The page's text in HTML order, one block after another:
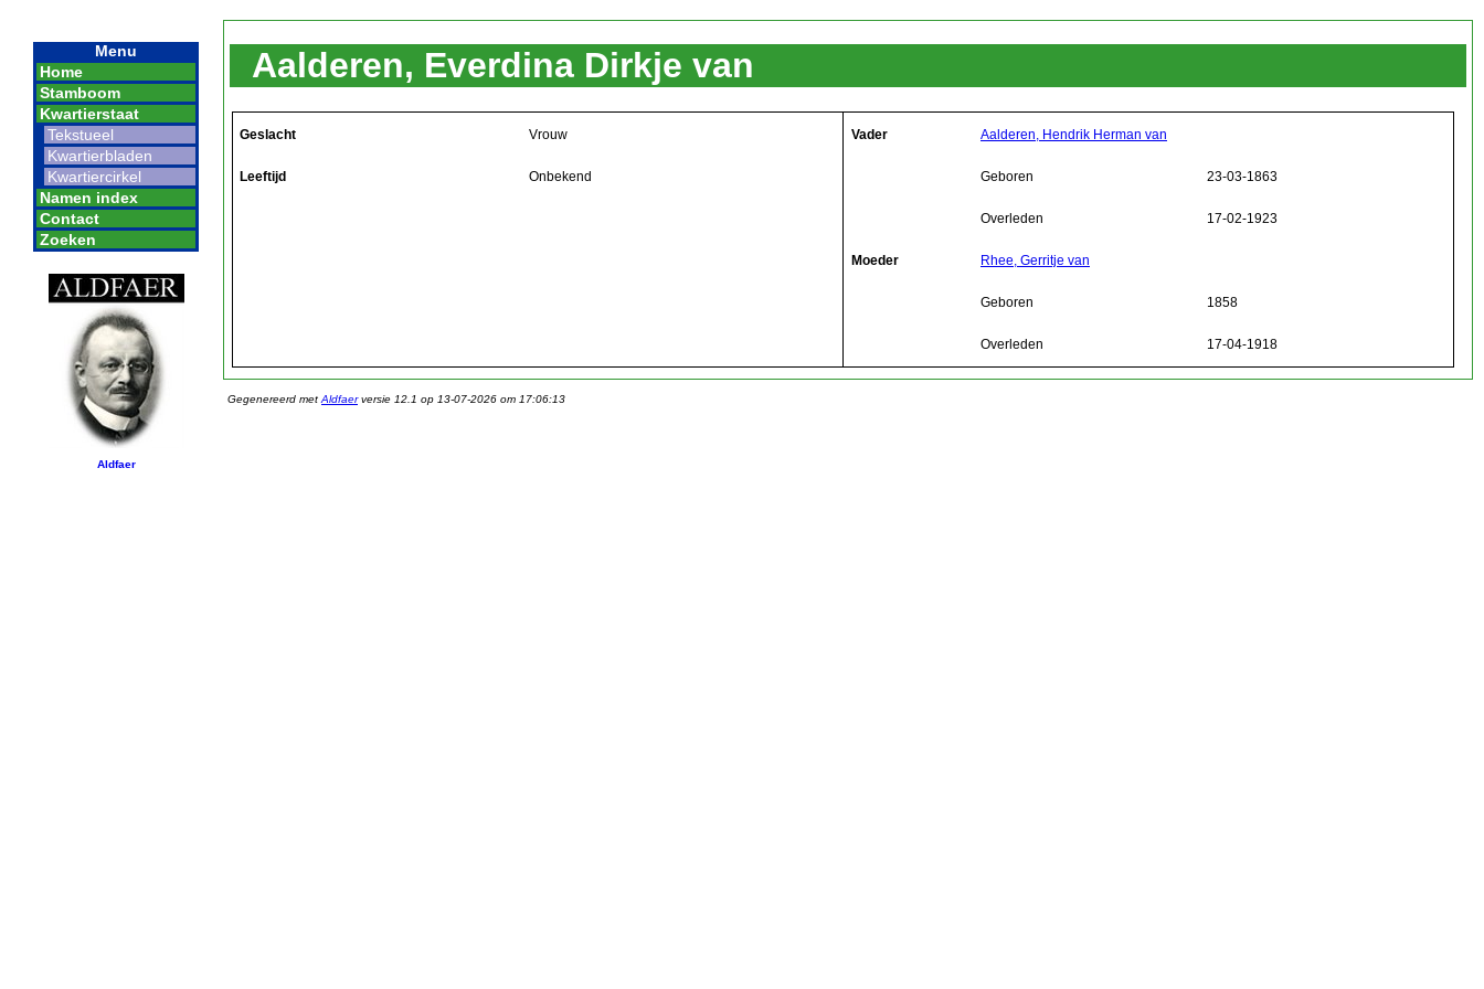
Menu
Home
Stamboom
Kwartierstaat
Tekstueel
Kwartierbladen
Kwartiercirkel
Namen index
Contact
Zoeken
Aldfaer
Aalderen, Everdina Dirkje van
Geslacht Vrouw
Leeftijd Onbekend
Vader Aalderen, Hendrik Herman van
Geboren 23-03-1863
Overleden 17-02-1923
Moeder Rhee, Gerritje van
Geboren 1858
Overleden 17-04-1918
Gegenereerd met Aldfaerversie 12.1 op 13-07-2026 om 17:06:13